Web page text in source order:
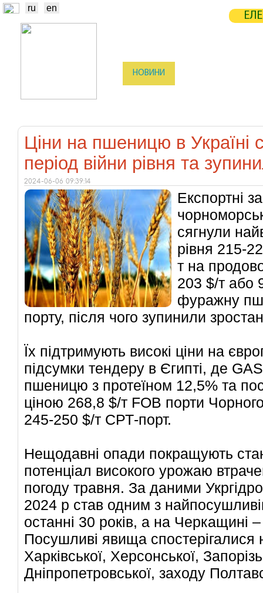
ru en
НОВИНИ
Ціни на пшеницю в Україні
період війни рівня та
2024-06-06 09:39:14
Експортні
сягнули
рівня 215-
т на
203 $/т або
фуражну
порту, після чого зупинили
Їх підтримують високі ціни на
підсумки тендеру в Єгипті, де
пшеницю з протеїном 12,5% та
ціною 268,8 $/т FOB порти
245-250 $/т СРТ-порт.
Нещодавні опади покращують
потенціал високого урожаю
погоду травня. За даними
2024 р став одним з
останні 30 років, а на Черкащині
Посушливі явища спостерігалися
Харківської, Херсонської,
Дніпропетровської, заходу